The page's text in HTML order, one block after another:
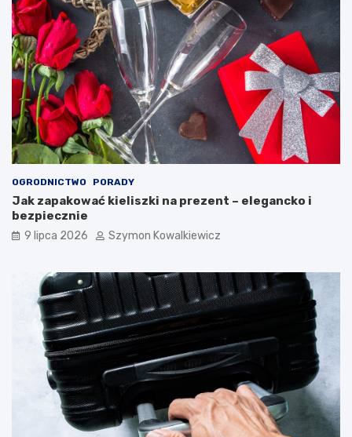
OGRODNICTWO PORADY
Jak zapakować kieliszki na prezent – elegancko i
bezpiecznie
9 lipca 2026 Szymon Kowalkiewicz